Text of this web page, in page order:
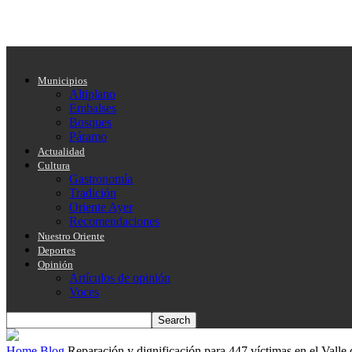
Municipios
Altiplano
Embalses
Bosques
Páramo
Actualidad
Cultura
Gastronomía
Tradición
Oriente Ayer
Recomendaciones
Nuestro Oriente
Deportes
Opinión
Artículos de opinión
Voces